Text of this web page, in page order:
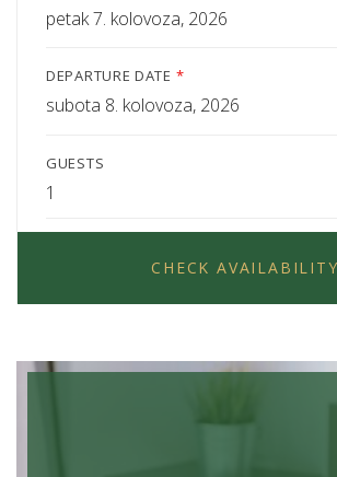
petak 7. kolovoza, 2026
DEPARTURE DATE *
subota 8. kolovoza, 2026
GUESTS
1
CHECK AVAILABILITY